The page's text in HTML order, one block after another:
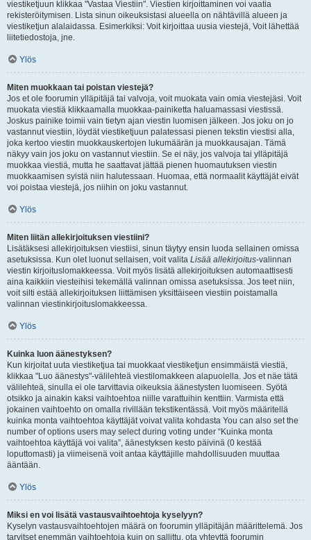
viestiketjuun klikkaa "Vastaa Viestiin". Viestien kirjoittaminen voi vaatia
rekisteröitymisen. Lista sinun oikeuksistasi alueella on nähtävillä alueen ja
viestiketjun alalaidassa. Esimerkiksi: Voit kirjoittaa uusia viestejä, Voit lähettää
liitetiedostoja, jne.
Ylös
Miten muokkaan tai poistan viestejä?
Jos et ole foorumin ylläpitäjä tai valvoja, voit muokata vain omia viestejäsi. Voit
muokata viestiä klikkaamalla muokkaa-painiketta haluamassasi viestissä.
Joskus painike toimii vain tietyn ajan viestin luomisen jälkeen. Jos joku on jo
vastannut viestiin, löydät viestiketjuun palatessasi pienen tekstin viestisi alla,
joka kertoo viestin muokkauskertojen lukumäärän ja muokkausajan. Tämä
näkyy vain jos joku on vastannut viestiin. Se ei näy, jos valvoja tai ylläpitäjä
muokkaa viestiä, mutta he saattavat jättää pienen huomautuksen viestin
muokkaamisen syistä niin halutessaan. Huomaa, että normaalit käyttäjät eivät
voi poistaa viestejä, jos niihin on joku vastannut.
Ylös
Miten liitän allekirjoituksen viestiini?
Lisätäksesi allekirjoituksen viestiisi, sinun täytyy ensin luoda sellainen omissa
asetuksissa. Kun olet luonut sellaisen, voit valita Lisää allekirjoitus-valinnan
viestin kirjoituslomakkeessa. Voit myös lisätä allekirjoituksen automaattisesti
aina kaikkiin viesteihisi tekemällä valinnan omissa asetuksissa. Jos teet niin,
voit silti estää allekirjoituksen liittämisen yksittäiseen viestiin poistamalla
valinnan viestinkirjoituslomakkeessa.
Ylös
Kuinka luon äänestyksen?
Kun kirjoitat uuta viestiketjua tai muokkaat viestiketjun ensimmäistä viestiä,
klikkaa "Luo äänestys"-välilehteä viestilomakkeen alapuolella. Jos et näe tätä
välilehteä, sinulla ei ole tarvittavia oikeuksia äänestysten luomiseen. Syötä
otsikko ja ainakin kaksi vaihtoehtoa niille varattuihin kenttiin. Varmista että
jokainen vaihtoehto on omalla rivillään tekstikentässä. Voit myös määritellä
kuinka monta vaihtoehtoa käyttäjät voivat valita kohdasta You can also set the
number of options users may select during voting under “Kuinka monta
vaihtoehtoa käyttäjä voi valita”, äänestyksen kesto päivinä (0 kestää
loputtomasti) ja viimeisenä voit antaa käyttäjille mahdollisuuden muuttaa
ääntään.
Ylös
Miksi en voi lisätä vastausvaihtoehtoja kyselyyn?
Kyselyn vastausvaihtoehtojen määrä on foorumin ylläpitäjän määrittelemä. Jos
tarvitset enemmän vaihtoehtoja kuin on sallittu, ota yhteyttä foorumin